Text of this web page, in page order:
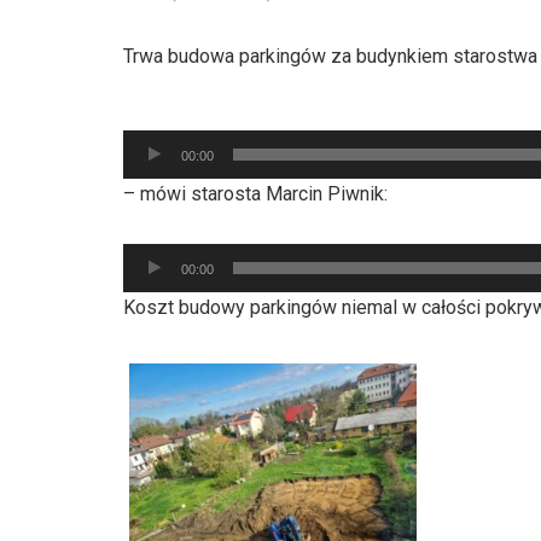
Trwa budowa parkingów za budynkiem
plików
dźwiękowych
00:00
– mówi starosta Marcin Piwnik:
Odtwarzacz
plików
dźwiękowych
00:00
Koszt budowy parkingów niemal w całości